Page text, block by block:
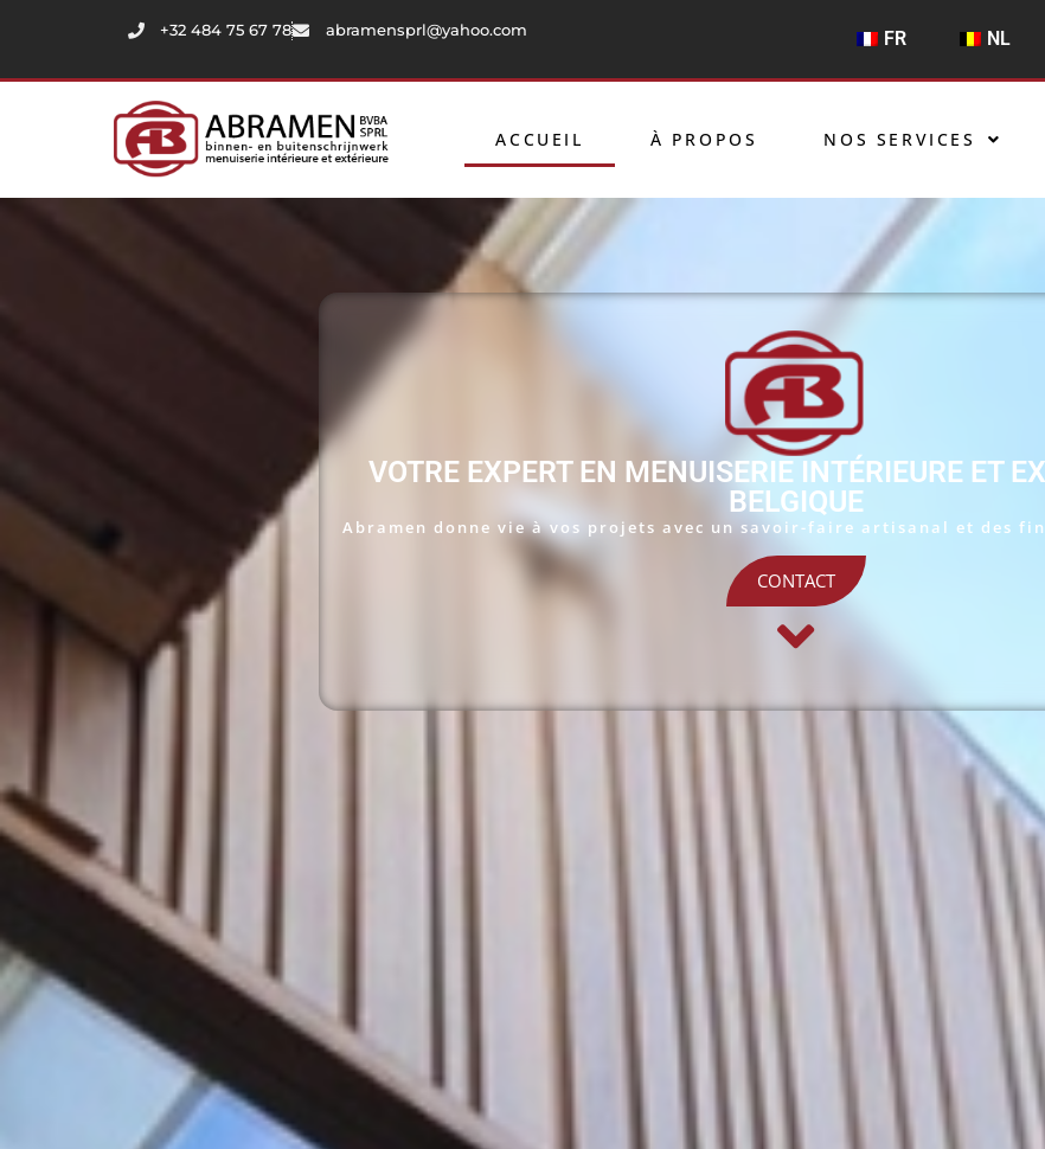
+32 484 75 67 78 abramensprl@yahoo.com FR NL
ACCUEIL À PROPOS NOS SERVICES
VOTRE EXPERT EN MENUISERIE INTÉRIEURE ET
BELGIQUE
Abramen donne vie à vos projets avec un savoir-faire artisanal et des
CONTACT